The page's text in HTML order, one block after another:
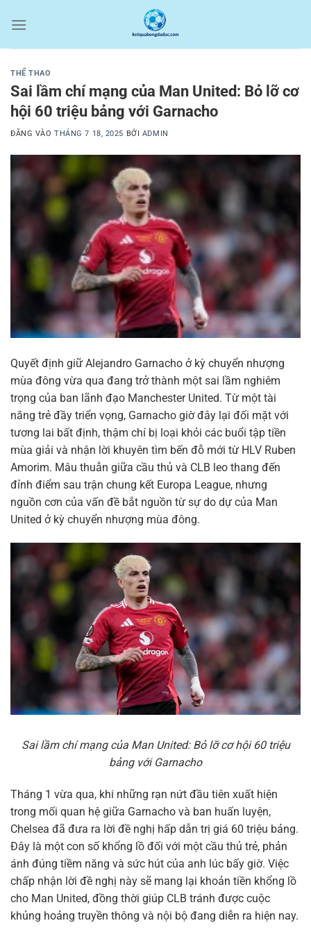
qua
THỂ THAO
Sai lầm chí mạng của Man United: Bỏ lỡ cơ
hội 60 triệu bảng với Garnacho
ĐĂNG VÀOTHÁNG 7 18, 2025 BỞI ADMIN
Quyết định giữ Alejandro Garnacho ở kỳ chuyển nhượng
mùa đông vừa qua đang trở thành một sai lầm nghiêm
trọng của ban lãnh đạo Manchester United. Từ một tài
năng trẻ đầy triển vọng, Garnacho giờ đây lại đối mặt với
tương lai bất định, thậm chí bị loại khỏi các buổi tập tiền
mùa giải và nhận lời khuyên tìm bến đỗ mới từ HLV Ruben
Amorim. Mâu thuẫn giữa cầu thủ và CLB leo thang đến
đỉnh điểm sau trận chung kết Europa League, nhưng
nguồn cơn của vấn đề bắt nguồn từ sự do dự của Man
United ở kỳ chuyển nhượng mùa đông.
Sai lầm chí mạng của Man United: Bỏ lỡ cơ hội 60 triệu
bảng với Garnacho
Tháng 1 vừa qua, khi những rạn nứt đầu tiên xuất hiện
trong mối quan hệ giữa Garnacho và ban huấn luyện,
Chelsea đã đưa ra lời đề nghị hấp dẫn trị giá 60 triệu bảng.
Đây là một con số khổng lồ đối với một cầu thủ trẻ, phản
ánh đúng tiềm năng và sức hút của anh lúc bấy giờ. Việc
chấp nhận lời đề nghị này sẽ mang lại khoản tiền khổng lồ
cho Man United, đồng thời giúp CLB tránh được cuộc
khủng hoảng truyền thông và nội bộ đang diễn ra hiện nay.